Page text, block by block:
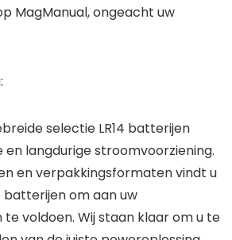
MagManual, ongeacht uw
selectie LR14 batterijen
langdurige stroomvoorziening.
en verpakkingsformaten vindt u
om aan uw
voldoen. Wij staan klaar om u te